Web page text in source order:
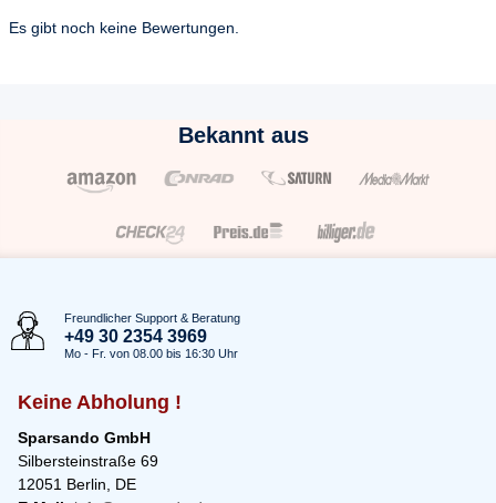
Es gibt noch keine Bewertungen.
Bekannt aus
Freundlicher Support & Beratung
+49 30 2354 3969
Mo - Fr. von 08.00 bis 16:30 Uhr
Keine Abholung !
Sparsando GmbH
Silbersteinstraße 69
12051 Berlin, DE